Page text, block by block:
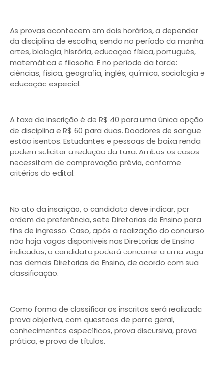
As provas acontecem em dois horários, a depender
da disciplina de escolha, sendo no período da manhã:
artes, biologia, história, educação física, português,
matemática e filosofia. E no período da tarde:
ciências, física, geografia, inglês, química, sociologia e
educação especial.
A taxa de inscrição é de R$ 40 para uma única opção
de disciplina e R$ 60 para duas. Doadores de sangue
estão isentos. Estudantes e pessoas de baixa renda
podem solicitar a redução da taxa. Ambos os casos
necessitam de comprovação prévia, conforme
critérios do edital.
No ato da inscrição, o candidato deve indicar, por
ordem de preferência, sete Diretorias de Ensino para
fins de ingresso. Caso, após a realização do concurso
não haja vagas disponíveis nas Diretorias de Ensino
indicadas, o candidato poderá concorrer a uma vaga
nas demais Diretorias de Ensino, de acordo com sua
classificação.
Como forma de classificar os inscritos será realizada
prova objetiva, com questões de parte geral,
conhecimentos específicos, prova discursiva, prova
prática, e prova de títulos.